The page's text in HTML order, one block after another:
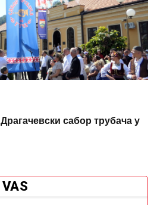
сабор трубача у